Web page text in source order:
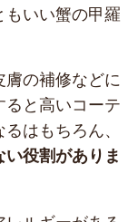
いい蟹の甲羅
の補修などに
と高いコーテ
はもちろん、
役割がありま